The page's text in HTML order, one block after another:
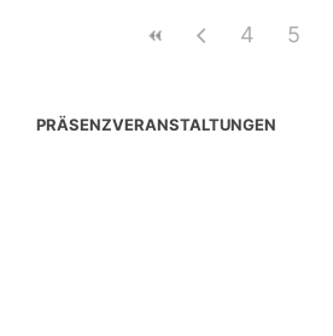
4 5
PRÄSENZVERANSTALTUNGEN